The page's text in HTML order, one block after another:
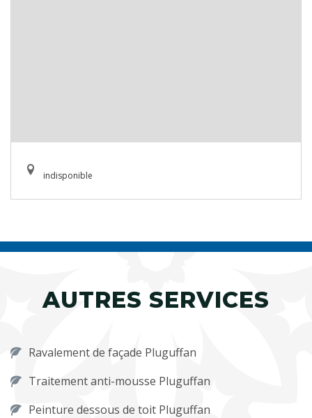
indisponible
AUTRES SERVICES
Ravalement de façade Pluguffan
Traitement anti-mousse Pluguffan
Peinture dessous de toit Pluguffan